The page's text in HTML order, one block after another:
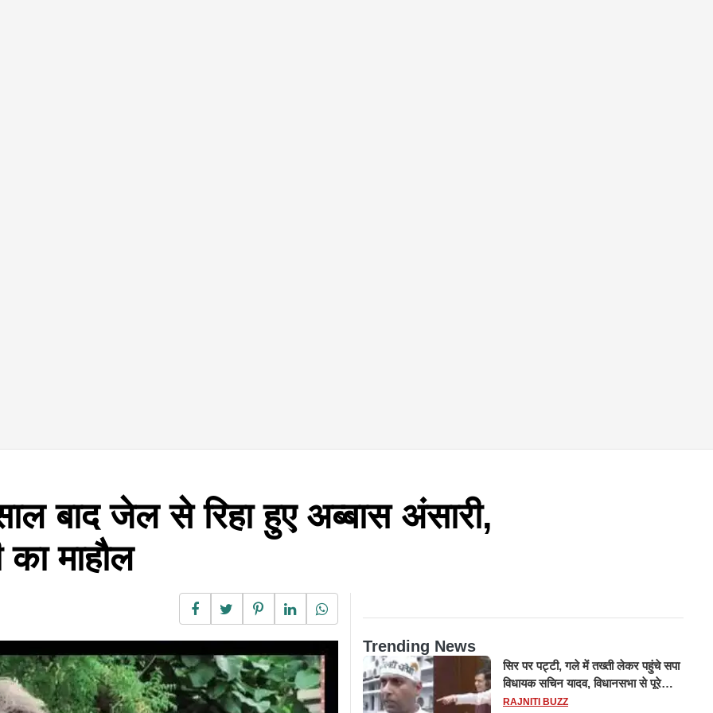
बाद जेल से रिहा हुए अब्बास अंसारी,
माहौल
Trending News
सिर पर पट्टी, गले में तख्ती लेकर पहुंचे सपा
विधायक सचिन यादव, विधानसभा से पूरे
मानसून सत्र के लिए किया गया निलंबित
RAJNITI BUZZ